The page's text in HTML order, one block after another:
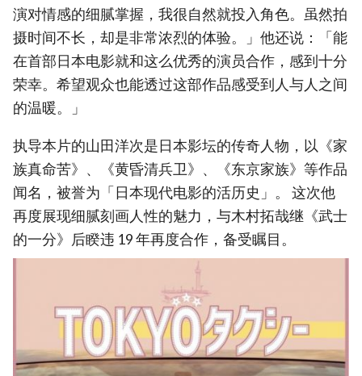
演对情感的细腻掌握，我很自然就投入角色。虽然拍
摄时间不长，却是非常浓烈的体验。」他还说：「能
在首部日本电影就和这么优秀的演员合作，感到十分
荣幸。希望观众也能透过这部作品感受到人与人之间
的温暖。」
执导本片的山田洋次是日本影坛的传奇人物，以《家
族真命苦》、《黄昏清兵卫》、《东京家族》等作品
闻名，被誉为「日本现代电影的活历史」。 这次他
再度展现细腻刻画人性的魅力，与木村拓哉继《武士
的一分》后睽违 19 年再度合作，备受瞩目。